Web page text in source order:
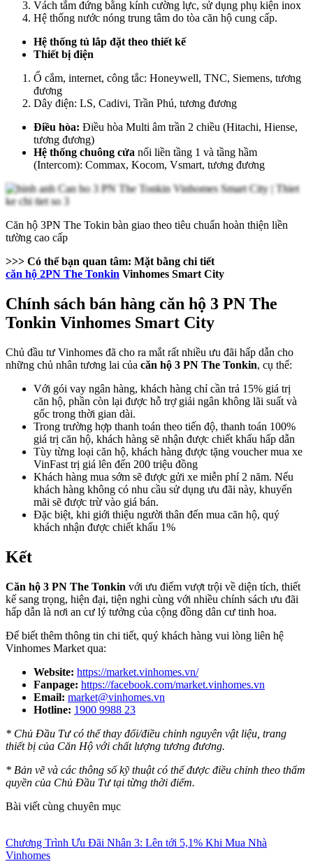
Vách tắm đứng bằng kính cường lực, sử dụng phụ kiện inox
Hệ thống nước nóng trung tâm do tòa căn hộ cung cấp.
Hệ thống tủ lắp đặt theo thiết kế
Thiết bị điện
Ổ cắm, internet, công tắc: Honeywell, TNC, Siemens, tương
đương
Dây điện: LS, Cadivi, Trần Phú, tương đương
Điều hòa: Điều hòa Multi âm trần 2 chiều (Hitachi, Hiense,
tương đương)
Hệ thống chuông cửa nối liền tầng 1 và tầng hầm
(Intercom): Commax, Kocom, Vsmart, tương đương
Căn hộ 3PN The Tokin bàn giao theo tiêu chuẩn hoàn thiện liền
tường cao cấp
>>> Có thể bạn quan tâm: Mặt bằng chi tiết
căn hộ 2PN The Tonkin Vinhomes Smart City
Chính sách bán hàng căn hộ 3 PN The
Tonkin Vinhomes Smart City
Chủ đầu tư Vinhomes đã cho ra mắt rất nhiều ưu đãi hấp dẫn cho
những chủ nhân tương lai của căn hộ 3 PN The Tonkin, cụ thể:
Với gói vay ngân hàng, khách hàng chỉ cần trả 15% giá trị
căn hộ, phần còn lại được hỗ trợ giải ngân không lãi suất và
gốc trong thời gian dài.
Trong trường hợp thanh toán theo tiến độ, thanh toán 100%
giá trị căn hộ, khách hàng sẽ nhận được chiết khấu hấp dẫn
Tùy từng loại căn hộ, khách hàng được tặng voucher mua xe
VinFast trị giá lên đến 200 triệu đồng
Khách hàng mua sớm sẽ được gửi xe miễn phí 2 năm. Nếu
khách hàng không có nhu cầu sử dụng ưu đãi này, khuyến
mãi sẽ được trừ vào giá bán.
Đặc biệt, khi giới thiệu người thân đến mua căn hộ, quý
khách nhận được chiết khấu 1%
Kết
Căn hộ 3 PN The Tonkin với ưu điểm vượt trội về diện tích, thiết
kế sang trọng, hiện đại, tiện nghi cùng với nhiều chính sách ưu đãi
hấp dẫn là nơi an cư lý tưởng của cộng đồng dân cư tinh hoa.
Để biết thêm thông tin chi tiết, quý khách hàng vui lòng liên hệ
Vinhomes Market qua:
Website: https://market.vinhomes.vn/
Fanpage: https://facebook.com/market.vinhomes.vn
Email: market@vinhomes.vn
Hotline: 1900 9988 23
* Chủ Đầu Tư có thể thay đổi/điều chỉnh nguyên vật liệu, trang
thiết bị của Căn Hộ với chất lượng tương đương.
* Bản vẽ và các thông số kỹ thuật có thể được điều chỉnh theo thẩm
quyền của Chủ Đầu Tư tại từng thời điểm.
Bài viết cùng chuyên mục
Chương Trình Ưu Đãi Nhân 3: Lên tới 5,1% Khi Mua Nhà
Vinhomes